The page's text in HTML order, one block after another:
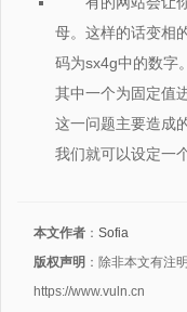
母。这样的话变相
码为sx4g中的数字
其中一个为固定值
这一问题主要造成
我们就可以设定一
本文作者 ： Sofia
版权声明 ：除非本文有注
https://www.vuln.cn